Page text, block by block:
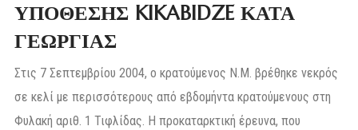
ΥΠΟΘΕΣΗΣ KIKABIDZE ΚΑΤΑ
ΓΕΩΡΓΙΑΣ
Στις 7 Σεπτεμβρίου 2004, ο κρατούμενος Ν.Μ. βρέθηκε νεκρός
σε κελί με περισσότερους από εβδομήντα κρατούμενους στη
Φυλακή αριθ. 1 Τιφλίδας. Η προκαταρκτική έρευνα, που